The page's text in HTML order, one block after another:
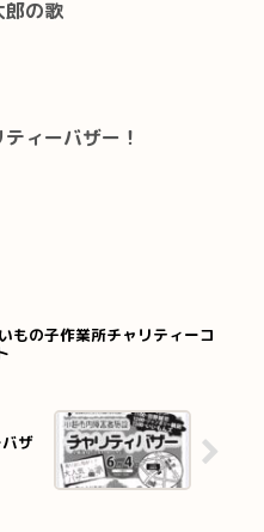
郎の歌
ィーバザー！
もの子作業所チャリティーコ
ザ